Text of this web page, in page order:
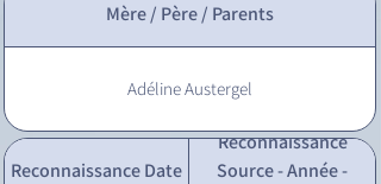
Mère / Père / Parents
Adéline Austergel
Reconnaissance Date
Reconnaissance
Source - Année -